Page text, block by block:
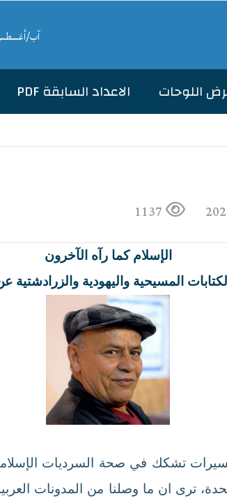
آب/أغسطس
اللوحات الاعداد السابقة PDF
1137
الإسلام كما رآه الآخرون
المسيحية واليهودية والزرادشتية
تشكك في صحة السرديات
ترى ان ما وصلنا من المدونات